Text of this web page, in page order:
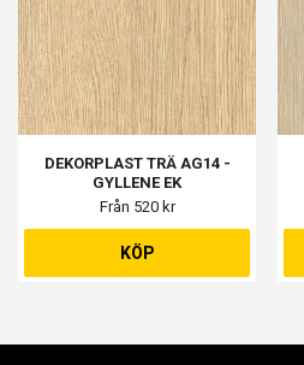
DEKORPLAST TRÄ AG14 -
GYLLENE EK
Från 520 kr
KÖP